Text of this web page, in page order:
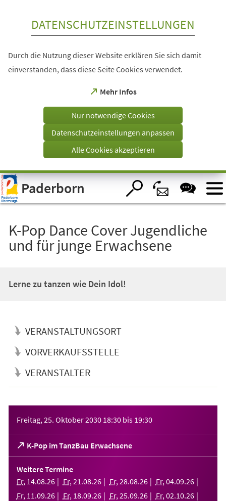
Visuelle
Assistenzsoftware
öffnen.
DATENSCHUTZEINSTELLUNGEN
Durch die Nutzung dieser Website erklären Sie sich damit
einverstanden, dass diese Seite Cookies verwendet.
Mehr Infos
(Öffnet
einem
Tab)
Nur notwendige Cookies
Datenschutzeinstellungen anpassen
Alle Cookies akzeptieren
Paderborn
K-Pop Dance Cover Jugendliche
und für junge Erwachsene
Lerne zu tanzen wie Dein Idol!
VERANSTALTUNGSORT
VORVERKAUFSSTELLE
VERANSTALTER
Freitag, 25. Oktober 2030 18:30 bis 19:30
K-Pop im TanzBau Erwachsene
(Öffnet
in
einem
neuen
Tab)
Weitere Termine
Fr, 14.08.26 Fr, 21 .08.26 Fr, 28.08.26 Fr, 04.09.26
Fr, 11 .09.26 Fr, 18.09.26 Fr, 25.09.26 Fr, 02.10.26